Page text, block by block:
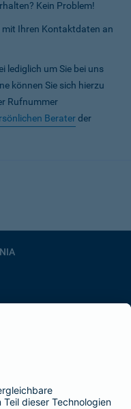
Kein Problem!
mit Ihren Kontaktdaten an
lediglich um Sie bei uns
können Sie sich hierzu
Rufnummer
Beraterder